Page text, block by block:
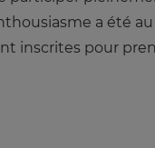
a été
inscrites pour